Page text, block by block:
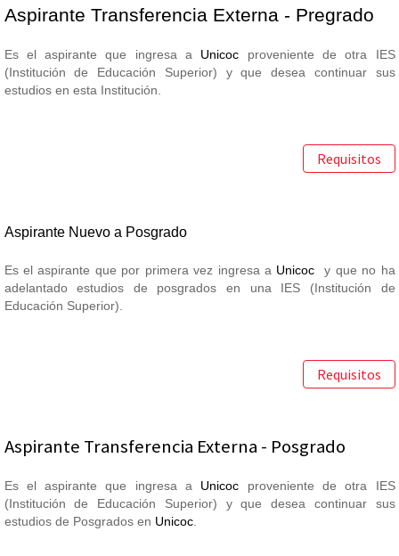
Aspirante Transferencia Externa - Pregrado
Es el aspirante que ingresa a Unicoc proveniente de otra IES
(Institución de Educación Superior) y que desea continuar sus
estudios en esta Institución.
Requisitos
Aspirante Nuevo a Posgrado
Es el aspirante que por primera vez ingresa a Unicoc y que no ha
adelantado estudios de posgrados en una IES (Institución de
Educación Superior).
Requisitos
Aspirante Transferencia Externa - Posgrado
Es el aspirante que ingresa a Unicoc proveniente de otra IES
(Institución de Educación Superior) y que desea continuar sus
estudios de Posgrados en Unicoc.